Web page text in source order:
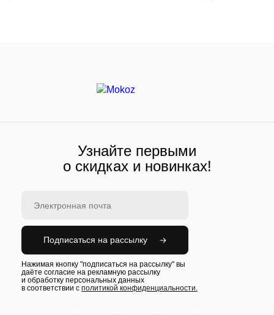
Узнайте первыми
о скидках и новинках!
Подписаться на рассылку
Нажимая кнопку "подписаться на рассылку" вы
даёте согласие на рекламную рассылку
и обработку персональных данных
в соответствии с политикой конфиденциальности.